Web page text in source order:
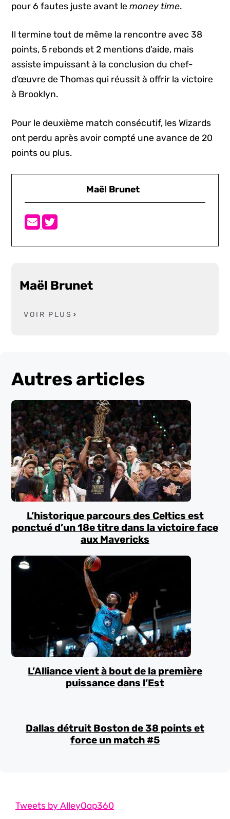
pour 6 fautes juste avant lemoney time.
Il termine tout de même la rencontre avec 38
points, 5 rebonds et 2 mentions d’aide, mais
assiste impuissant à la conclusion du chef-
d’œuvre de Thomas qui réussit à offrir la victoire
à Brooklyn.
Pour le deuxième match consécutif, les Wizards
ont perdu après avoir compté une avance de 20
points ou plus.
Maël Brunet
Maël Brunet
VOIR PLUS
Autres articles
L’historique parcours des Celtics est
ponctué d’un 18e titre dans la victoire face
aux Mavericks
L’Alliance vient à bout de la première
puissance dans l’Est
Dallas détruit Boston de 38 points et
force un match #5
Tweets by AlleyOop360